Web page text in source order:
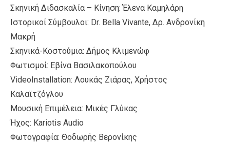
Σκηνική Διδασκαλία – Κίνηση: Έλενα Καμηλάρη
Ιστορικοί Σύμβουλοι: Dr. Bella Vivante, Δρ. Ανδρονίκη
Μακρή
Σκηνικά-Κοστούμια: Δήμος Κλιμενώφ
Φωτισμοί: Εβίνα Βασιλακοπούλου
VideoInstallation: Λουκάς Ζιάρας, Χρήστος
Καλαϊτζόγλου
Μουσική Επιμέλεια: Μικές Γλύκας
Ήχος: Kariotis Audio
Φωτογραφία: Θοδωρής Βερονίκης